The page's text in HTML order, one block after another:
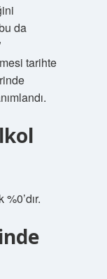
da
tarihte